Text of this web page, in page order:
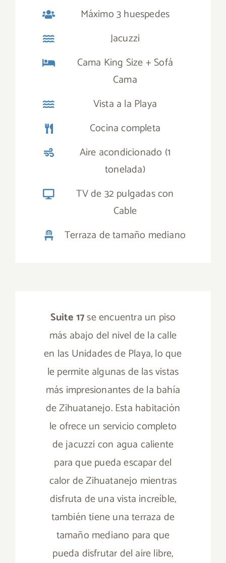
Máximo 3 huespedes
Jacuzzi
Cama King Size + Sofá
Cama
Vista a la Playa
Cocina completa
Aire acondicionado (1
tonelada)
TV de 32 pulgadas con
Cable
Terraza de tamaño mediano
Suite 17se encuentra un piso
más abajo del nivel de la calle
en las Unidades de Playa, lo que
le permite algunas de las vistas
más impresionantes de la bahía
de Zihuatanejo. Esta habitación
le ofrece un servicio completo
de jacuzzi con agua caliente
para que pueda escapar del
calor de Zihuatanejo mientras
disfruta de una vista increíble,
también tiene una terraza de
tamaño mediano para que
pueda disfrutar del aire libre,